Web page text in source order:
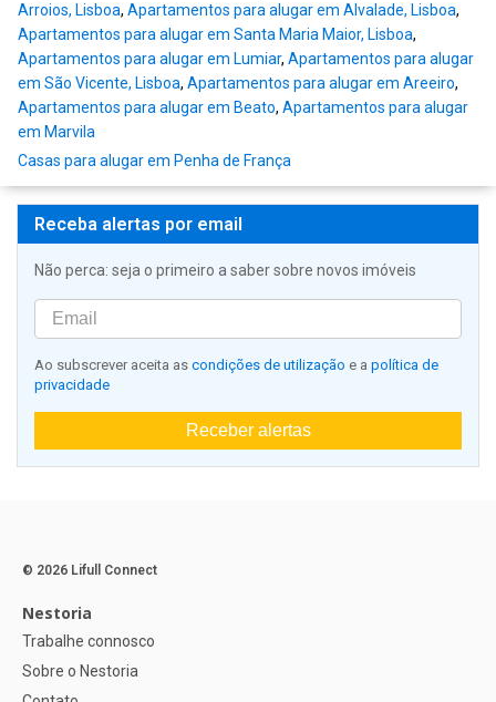
Arroios, Lisboa, Apartamentos para alugar em Alvalade, Lisboa,
Apartamentos para alugar em Santa Maria Maior, Lisboa,
Apartamentos para alugar em Lumiar, Apartamentos para alugar
em São Vicente, Lisboa, Apartamentos para alugar em Areeiro,
Apartamentos para alugar em Beato, Apartamentos para alugar
em Marvila
Casas para alugar em Penha de França
Receba alertas por email
Não perca: seja o primeiro a saber sobre novos imóveis
Ao subscrever aceita as condições de utilização e a política de
privacidade
Receber alertas
© 2026 Lifull Connect
Nestoria
Trabalhe connosco
Sobre o Nestoria